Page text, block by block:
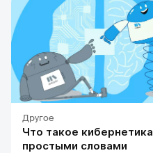
Другое
Что такое кибернетика
простыми словами